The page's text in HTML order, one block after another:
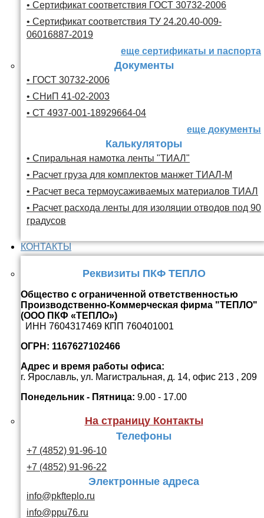
• Сертификат соответствия ГОСТ 30732-2006
• Сертификат соответствия ТУ 24.20.40-009-
06016887-2019
еще сертификаты и паспорта
Документы
• ГОСТ 30732-2006
• СНиП 41-02-2003
• СТ 4937-001-18929664-04
еще документы
Калькуляторы
• Спиральная намотка ленты "ТИАЛ"
• Расчет груза для комплектов манжет ТИАЛ-М
• Расчет веса термоусаживаемых материалов ТИАЛ
• Расчет расхода ленты для изоляции отводов под 90
градусов
КОНТАКТЫ
Реквизиты ПКФ ТЕПЛО
Общество с ограниченной ответственностью
Производственно-Коммерческая фирма "ТЕПЛО"
(ООО ПКФ «ТЕПЛО»)
ИНН 7604317469 КПП 760401001
ОГРН: 1167627102466
Адрес и время работы офиса:
г. Ярославль, ул. Магистральная, д. 14, офис 213 , 209
Понедельник - Пятница: 9.00 - 17.00
На страницу Контакты
Телефоны
+7 (4852) 91-96-10
+7 (4852) 91-96-22
Электронные адреса
info@pkfteplo.ru
info@ppu76.ru